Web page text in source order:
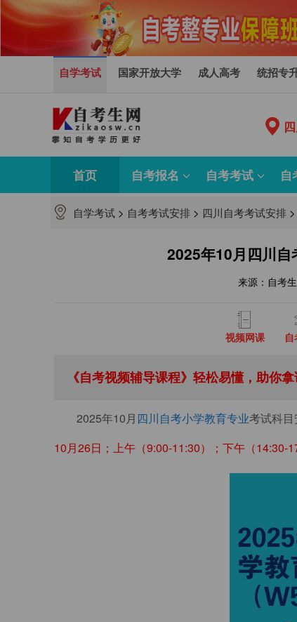
自学考试 国家开放大学 成人高考 统招专
首页 自考报名 自考考试 自
自学考试 > 自考考试安排 > 四川自考考试安排 >
2025年10月四川自
来源：自考
视频网课
《自考视频辅导课程》轻松易懂，助你
2025年10月 四川自考小学教育专业考试科
10月26日；上午（9:00-11:30）；下午（14:30-